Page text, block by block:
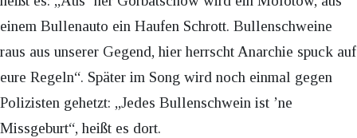
einem Bullenauto ein Haufen Schrott. Bullenschweine
raus aus unserer Gegend, hier herrscht Anarchie spuck auf
eure Regeln“. Später im Song wird noch einmal gegen
Polizisten gehetzt: „Jedes Bullenschwein ist ’ne
Missgeburt“, heißt es dort.